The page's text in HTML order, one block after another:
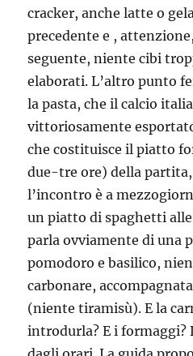
cracker, anche latte o
precedente e ,
seguente, niente cibi
elaborati. L’altro punto
la pasta, che il calcio
vittoriosamente
che costituisce il piatto
due-tre ore) della
l’incontro è a
un piatto di spaghetti
parla ovviamente di una
pomodoro e basilico,
carbonare,
(niente tiramisù). E la
introdurla? E i formaggi?